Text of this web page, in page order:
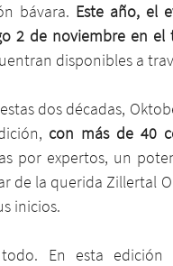
bávara. Este año, el
2 de noviembre en el
disponibles a
dos décadas,
con más de 40
por expertos, un
de la querida Zillertal
inicios.
En esta edición